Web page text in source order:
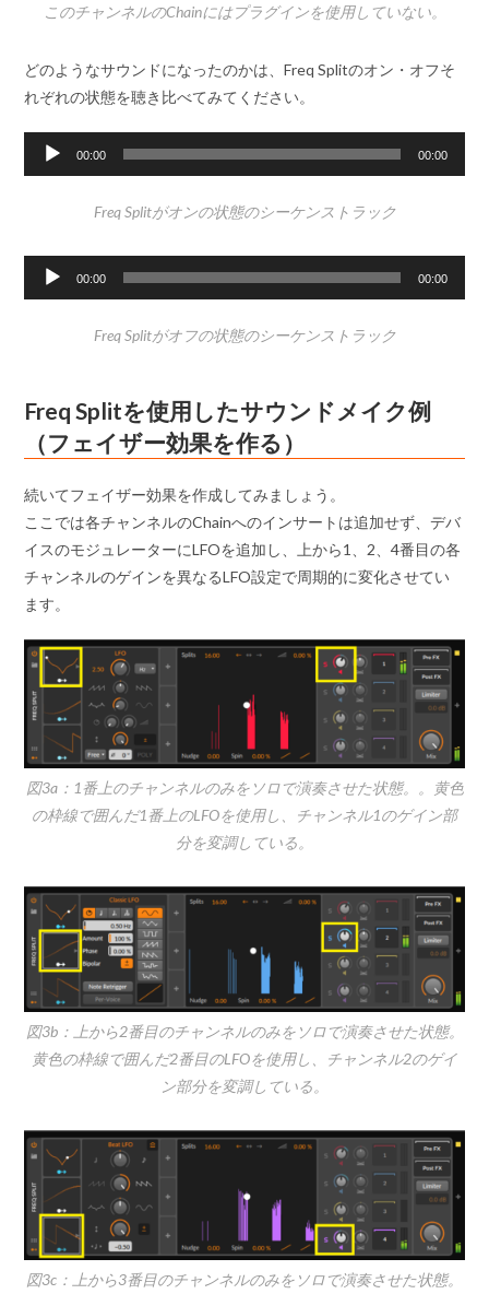
このチャンネルのChainにはプラグインを使用していない。
どのようなサウンドになったのかは、Freq Splitのオン・オフそ
れぞれの状態を聴き比べてみてください。
声
ー
00:00 00:00
Freq Splitがオンの状態のシーケンストラック
声
ヤ
00:00 00:00
Freq Splitがオフの状態のシーケンストラック
Freq Splitを使用したサウンドメイク例
（フェイザー効果を作る）
続いてフェイザー効果を作成してみましょう。
ここでは各チャンネルのChainへのインサートは追加せず、デバ
イスのモジュレーターにLFOを追加し、上から1、2、4番目の各
チャンネルのゲインを異なるLFO設定で周期的に変化させてい
ます。
図3a：1番上のチャンネルのみをソロで演奏させた状態。。黄色
の枠線で囲んだ1番上のLFOを使用し、チャンネル1のゲイン部
分を変調している。
図3b：上から2番目のチャンネルのみをソロで演奏させた状態。
黄色の枠線で囲んだ2番目のLFOを使用し、チャンネル2のゲイ
ン部分を変調している。
図3c：上から3番目のチャンネルのみをソロで演奏させた状態。